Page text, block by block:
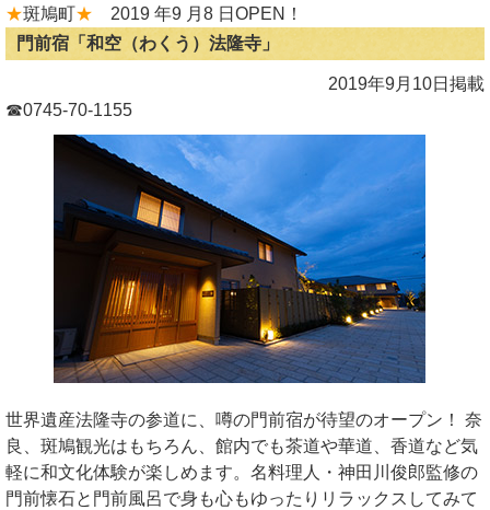
★斑鳩町★ 2019 年9 月8 日OPEN！
門前宿「和空（わくう）法隆寺」
2019年9月10日掲載
☎0745-70-1155
世界遺産法隆寺の参道に、噂の門前宿が待望のオープン！ 奈
良、斑鳩観光はもちろん、館内でも茶道や華道、香道など気
軽に和文化体験が楽しめます。名料理人・神田川俊郎監修の
門前懐石と門前風呂で身も心もゆったりリラックスしてみて